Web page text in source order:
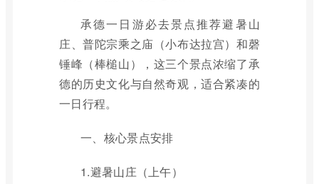
承德一日游必去景点推荐避暑山
庄、普陀宗乘之庙（小布达拉宫）和磬
锤峰（棒槌山），这三个景点浓缩了承
德的历史文化与自然奇观，适合紧凑的
一日行程。
一、核心景点安排
1.避暑山庄（上午）